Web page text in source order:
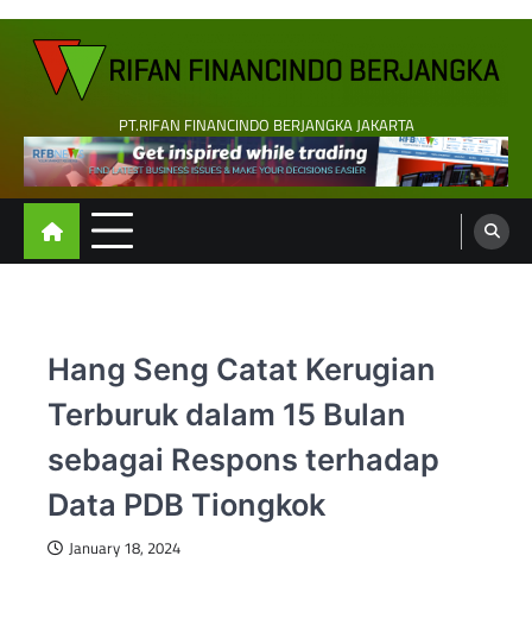
Skip
content
PT.RIFAN FINANCINDO BERJANGKA JAKARTA
Hang Seng Catat Kerugian
Terburuk dalam 15 Bulan
sebagai Respons terhadap
Data PDB Tiongkok
January 18, 2024